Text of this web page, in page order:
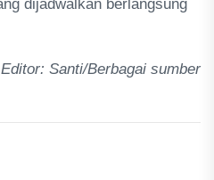
dijadwalkan berlangsung
Editor: Santi/Berbagai sumber